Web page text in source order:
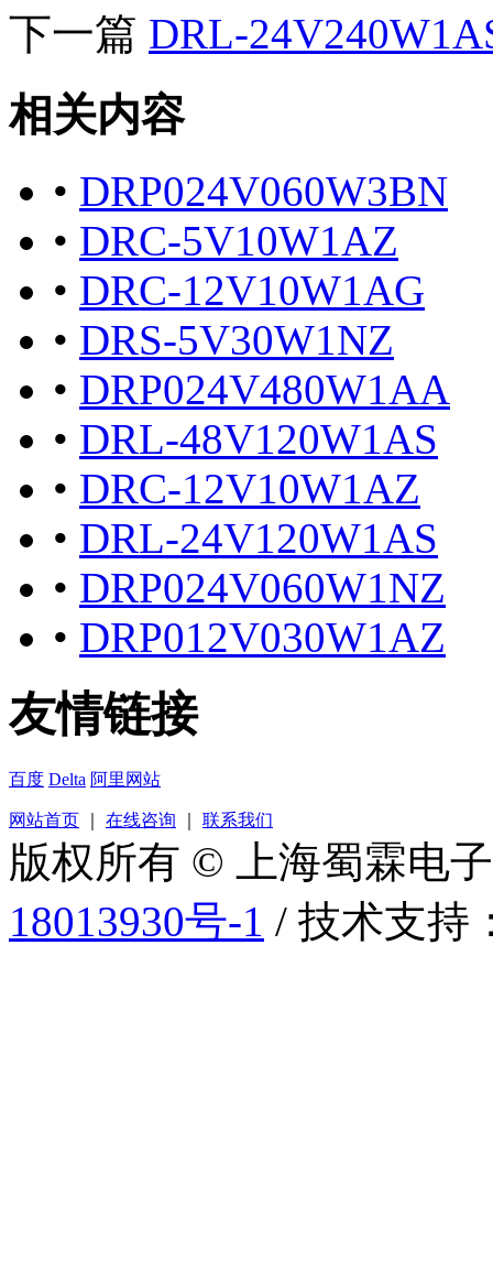
下一篇 DRL-
相关内容
• DRP024V060W3BN
• DRC-5V10W1AZ
• DRC-12V10W1AG
• DRS-5V30W1NZ
• DRP024V480W1AA
• DRL-48V120W1AS
• DRC-12V10W1AZ
• DRL-24V120W1AS
• DRP024V060W1NZ
• DRP012V030W1AZ
友情链接
百度 Delta 阿里网站
网站首页 在线咨询 联系我们
版权所有 © 上海蜀霖电
18013930号-1 / 技术支持